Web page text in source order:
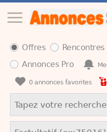
Offres Rencontres
Annonces Pro
0annonces favorites